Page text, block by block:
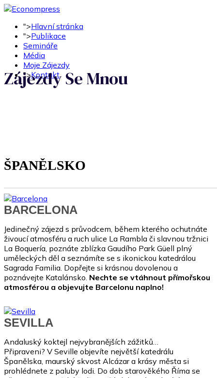
">Hlavní stránka
">Publikace
Semináře
Média
Moje Zájezdy
">Kontakt
Zájezdy Se Mnou
ŠPANĚLSKO
BARCELONA
Jedinečný zájezd s průvodcem, během kterého ochutnáte
živoucí atmosféru a ruch ulice La Rambla či slavnou tržnici
La Boquería, poznáte zblízka Gaudího Park Güell plný
uměleckých děl a seznámíte se s ikonickou katedrálou
Sagrada Familia. Dopřejte si krásnou dovolenou a
poznávejte Katalánsko. Nechte se vtáhnout přímořskou
atmosférou a objevujte Barcelonu naplno!
SEVILLA
Andaluský koktejl nejvybranějších zážitků…
Připraveni? V Seville objevíte největší katedrálu
Španělska, maurský skvost Alcázar a krásy města si
prohlédnete z paluby lodi. Do dob starověkého Říma se